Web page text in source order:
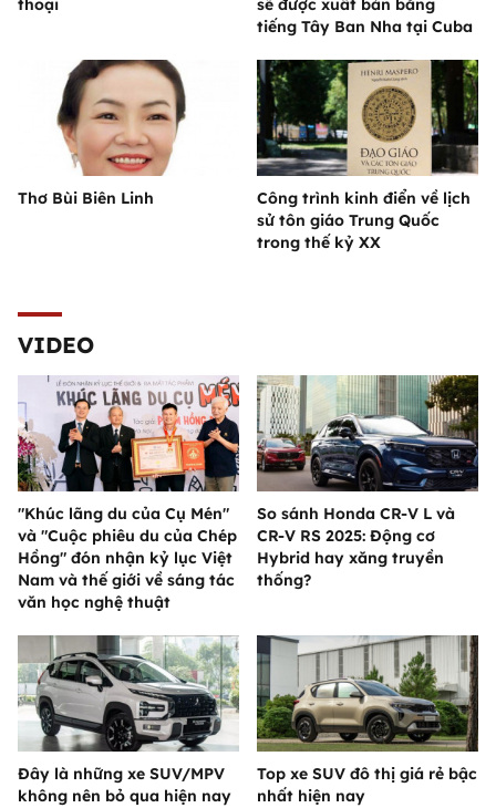
thoại
sẽ được xuất bản bằng
tiếng Tây Ban Nha tại Cuba
Thơ Bùi Biên Linh
Công trình kinh điển về lịch
sử tôn giáo Trung Quốc
trong thế kỷ XX
VIDEO
"Khúc lãng du của Cụ Mén"
và "Cuộc phiêu du của Chép
Hồng" đón nhận kỷ lục Việt
Nam và thế giới về sáng tác
văn học nghệ thuật
So sánh Honda CR-V L và
CR-V RS 2025: Động cơ
Hybrid hay xăng truyền
thống?
Đây là những xe SUV/MPV
không nên bỏ qua hiện nay
Top xe SUV đô thị giá rẻ bậc
nhất hiện nay